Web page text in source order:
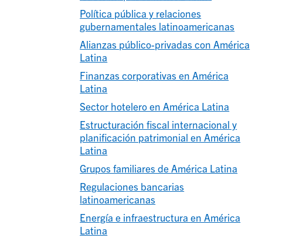
Política pública y relaciones
gubernamentales latinoamericanas
Alianzas público-privadas con América
Latina
Finanzas corporativas en América
Latina
Sector hotelero en América Latina
Estructuración fiscal internacional y
planificación patrimonial en América
Latina
Grupos familiares de América Latina
Regulaciones bancarias
latinoamericanas
Energía e infraestructura en América
Latina